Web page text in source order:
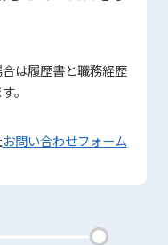
は履歴書と職務経歴
。
お問い合わせフォーム